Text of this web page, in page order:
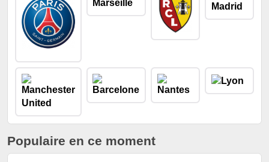
Populaire en ce moment